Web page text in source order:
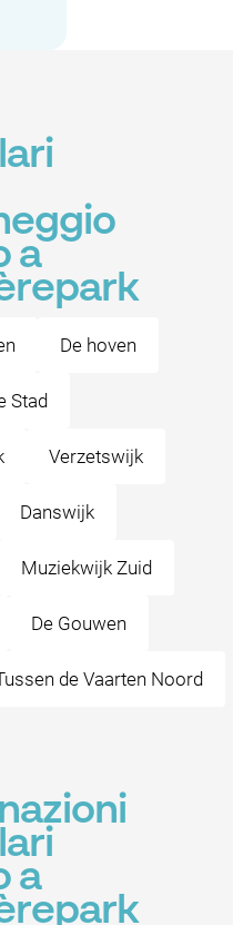
a
De hoven
Stad
Verzetswijk
Danswijk
Muziekwijk Zuid
De Gouwen
de Vaarten Noord
a